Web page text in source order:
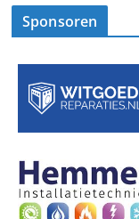
Sponsoren